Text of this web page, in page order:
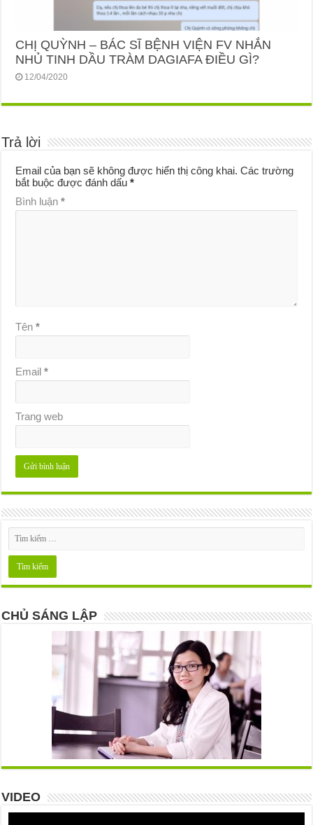
CHỊ QUỲNH – BÁC SĨ BỆNH VIỆN FV NHẮN
NHỦ TINH DẦU TRÀM DAGIAFA ĐIỀU GÌ?
12/04/2020
Trả lời
Email của bạn sẽ không được hiển thị công khai. Các trường
bắt buộc được đánh dấu*
Bình luận*
Tên*
Email*
Trang web
CHỦ SÁNG LẬP
VIDEO